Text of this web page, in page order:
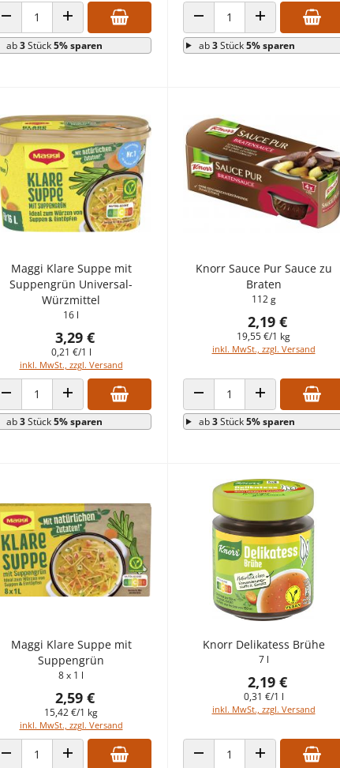
ANZAHL VERRINGERNANZAHL ERHÖHEN
ab3Stück5% sparen
ANZAHL VERRINGERNANZAHL ERHÖHEN
ab3Stück5% sparen
Maggi Klare Suppe mit
Suppengrün Universal-
Würzmittel
16 l
3,29 €
0,21 €/1 l
inkl. MwSt., zzgl. Versand
ANZAHL VERRINGERNANZAHL ERHÖHEN
ab3Stück5% sparen
Knorr Sauce Pur Sauce zu
Braten
112 g
2,19 €
19,55 €/1 kg
inkl. MwSt., zzgl. Versand
ANZAHL VERRINGERNANZAHL ERHÖHEN
ab3Stück5% sparen
Maggi Klare Suppe mit
Suppengrün
8 x 1 l
2,59 €
15,42 €/1 kg
inkl. MwSt., zzgl. Versand
Knorr Delikatess Brühe
7 l
2,19 €
0,31 €/1 l
inkl. MwSt., zzgl. Versand